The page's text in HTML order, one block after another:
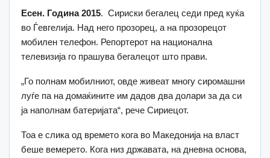
Есен. Година 2015. Сириски бегалец седи пред куќа
во Ѓевгелија. Над него прозорец, а на прозорецот
мобилен телефон. Репортерот на национална
телевизија го прашува бегалецот што прави.
„Го полнам мобилниот, овде живеат многу сиромашни
луѓе па на домаќините им дадов два долари за да си
ја наполнам батеријата“, рече Сириецот.
Тоа е слика од времето кога во Македонија на власт
беше вемерето. Кога низ државата, на дневна основа,